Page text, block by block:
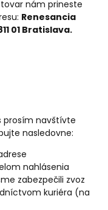
nám prineste
Renesancia
01 Bratislava.
prosím navštívte
nasledovne:
nahlásenia
zabezpečili zvoz
kuriéra (na